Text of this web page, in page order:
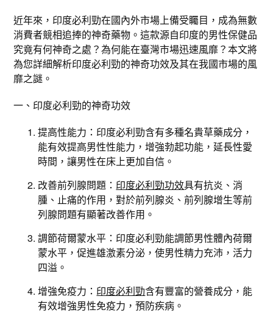
近年來，印度必利勁在國內外市場上備受矚目，成為無數
消費者競相追捧的神奇藥物。這款源自印度的男性保健品
究竟有何神奇之處？為何能在臺灣市場迅速風靡？本文將
為您詳細解析印度必利勁的神奇功效及其在我國市場的風
靡之謎。
一、印度必利勁的神奇功效
提高性能力：印度必利勁含有多種名貴草藥成分，
能有效提高男性性能力，增強勃起功能，延長性愛
時間，讓男性在床上更加自信。
改善前列腺問題： 印度必利勁功效具有抗炎、消
腫、止痛的作用，對於前列腺炎、前列腺增生等前
列腺問題有顯著改善作用。
調節荷爾蒙水平：印度必利勁能調節男性體內荷爾
蒙水平，促進雄激素分泌，使男性精力充沛，活力
四溢。
增強免疫力： 印度必利勁含有豐富的營養成分，能
有效增強男性免疫力，預防疾病。